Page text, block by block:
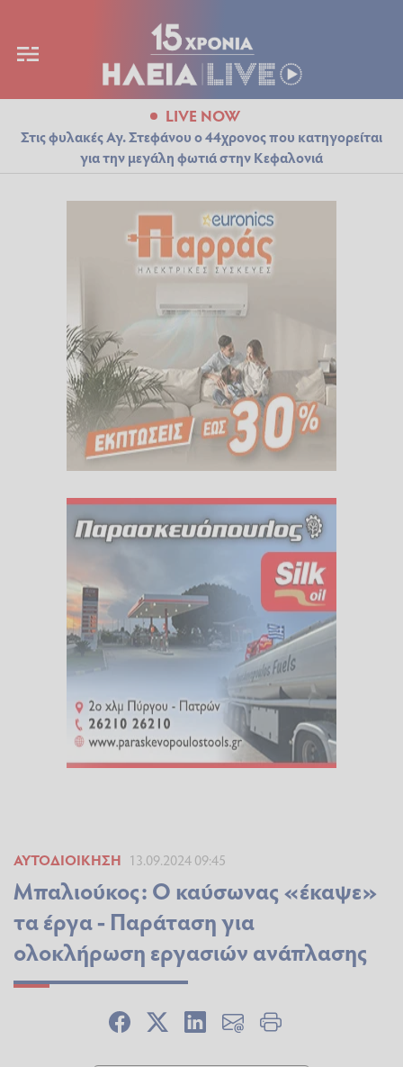
LIVE NOW
Στις φυλακές Αγ. Στεφάνου ο 44χρονος που κατηγορείται
για την μεγάλη φωτιά στην Κεφαλονιά
ΑΥΤΟΔΙΟΊΚΗΣΗ 13.09.2024 09:45
Μπαλιούκος: Ο καύσωνας «έκαψε»
τα έργα - Παράταση για
ολοκλήρωση εργασιών ανάπλασης